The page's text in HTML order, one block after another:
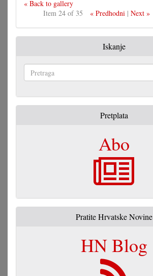
« Back to gallery
Item 24 of 35
« Predhodni| Next »
Iskanje
Pretplata
Abo
Pratite Hrvatske Novine
HN Blog